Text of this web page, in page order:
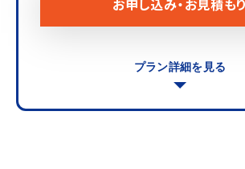
お申し込み・お見積もり
プラン詳細を見る